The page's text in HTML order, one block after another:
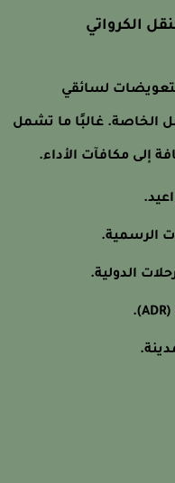
الكرواتي
لسائقي
غالبًا ما تشمل
مكافآت الأداء.
الدولية.